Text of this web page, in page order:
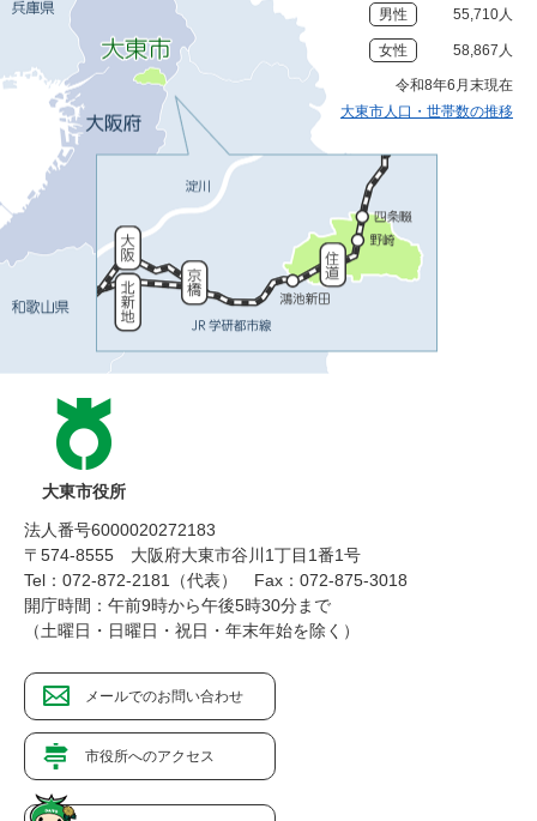
男性 55,710人
女性 58,867人
令和8年6月末現在
大東市人口・世帯数の推移
大東市役所
法人番号6000020272183
〒574-8555 大阪府大東市谷川1丁目1番1号
Tel：072-872-2181（代表）
Fax：072-875-3018
開庁時間：午前9時から午後5時30分まで
（土曜日・日曜日・祝日・年末年始を除く）
メールでのお問い合わせ
市役所へのアクセス